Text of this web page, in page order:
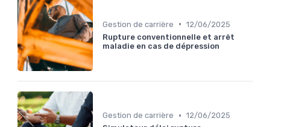
Gestion de carrière • 12/06/2025
Rupture conventionnelle et arrêt
maladie en cas de dépression
Gestion de carrière • 12/06/2025